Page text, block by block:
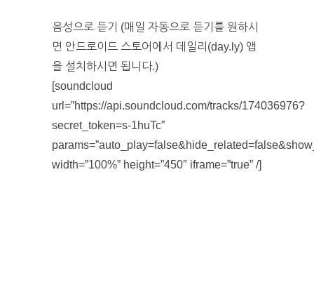
음성으로 듣기 (매일 자동으로 듣기를 원하시
면 안드로이드 스토어에서 데일리(day.ly) 앱
을 설치하시면 됩니다.)
[soundcloud
url=”https://api.soundcloud.com/tracks/174036976?
secret_token=s-1huTc”
width=”100%” height=”450″ iframe=”true” /]